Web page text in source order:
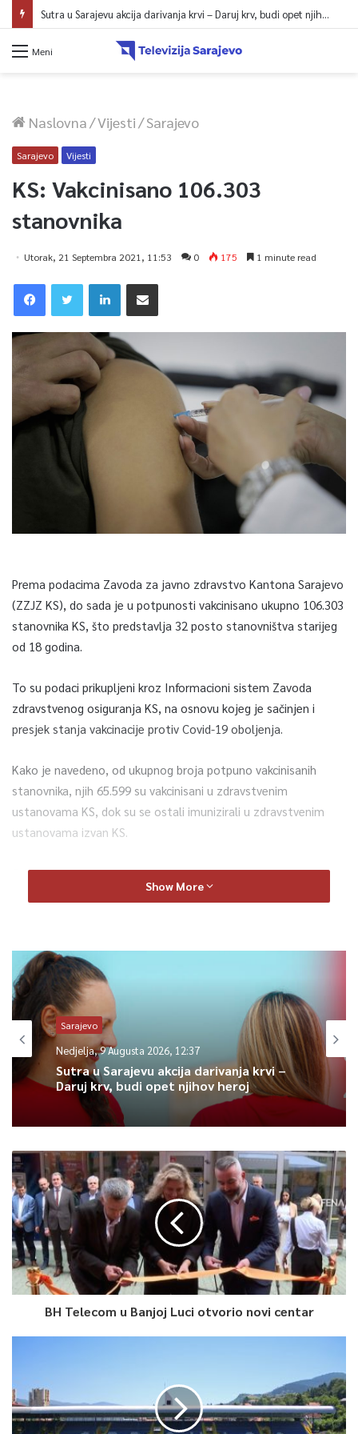
Sutra u Sarajevu akcija darivanja krvi – Daruj krv, budi opet njihov heroj
Meni
Naslovna/Vijesti/Sarajevo
Sarajevo Vijesti
KS: Vakcinisano 106.303
stanovnika
Utorak, 21 Septembra 2021, 11:53 0 175 1 minute read
Prema podacima Zavoda za javno zdravstvo Kantona Sarajevo
(ZZJZ KS), do sada je u potpunosti vakcinisano ukupno 106.303
stanovnika KS, što predstavlja 32 posto stanovništva starijeg
od 18 godina.
To su podaci prikupljeni kroz Informacioni sistem Zavoda
zdravstvenog osiguranja KS, na osnovu kojeg je sačinjen i
presjek stanja vakcinacije protiv Covid-19 oboljenja.
Kako je navedeno, od ukupnog broja potpuno vakcinisanih
stanovnika, njih 65.599 su vakcinisani u zdravstvenim
ustanovama KS, dok su se ostali imunizirali u zdravstvenim
ustanovama izvan KS.
Od ukupnog broja potpuno vakcinisanih, najmanji broj čine
osobe starosne dobi 19-25 godina, svega njih 5.026 ili 4,7
U KS-u trenutno čeka na revakcinaciju 53.377 osoba. Na osnovu
ovih podataka, te prema planu i dinamici revakcinacije, očekuje
se da će u narednih mjesec dana u potpunosti biti vakcinisano
više od 48 posto punoljetnih građana Kantona Sarajevo.
Prema podacima ZZJZ KS, od ukupno 211 hospitaliziranih
pacijenata sa Covid-19 infekcijom, njih 13,3 posto je u
potpunosti vakcinisano, a 86,7 pacijenata posto nisu
vakcinisani, saopćeno je iz Službe za protokol i press KS.
0
Article Rating
Show More
Sarajevo
Nedjelja, 9 Augusta 2026, 12:37
Sutra u Sarajevu akcija darivanja krvi –
Daruj krv, budi opet njihov heroj
BH Telecom u Banjoj Luci otvorio novi centar